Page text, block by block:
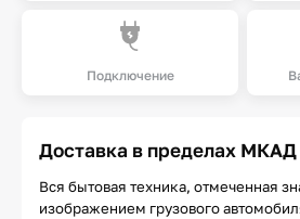
Подключение
Доставка в пределах
Вся бытовая техника, отмеченная
изображением грузового